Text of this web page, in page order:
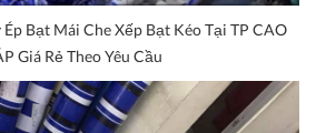
Bạt Mái Che Xếp Bạt Kéo Tại TP CAO
Giá Rẻ Theo Yêu Cầu